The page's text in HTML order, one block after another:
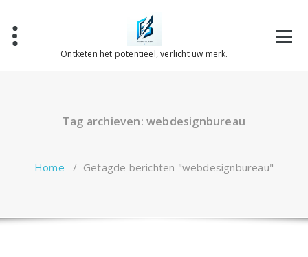
inhoud
Ontketen het potentieel, verlicht uw merk.
Tag archieven: webdesignbureau
Home / Getagde berichten "webdesignbureau"